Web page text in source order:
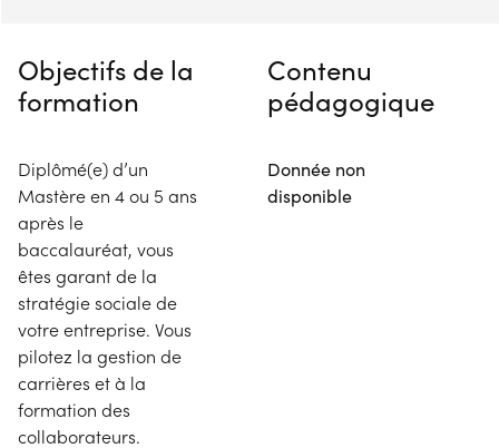
Objectifs de la
formation
Diplômé(e) d’un
Mastère en 4 ou 5 ans
après le
baccalauréat, vous
êtes garant de la
stratégie sociale de
votre entreprise. Vous
pilotez la gestion de
carrières et à la
formation des
collaborateurs.
Contenu
pédagogique
Donnée non
disponible